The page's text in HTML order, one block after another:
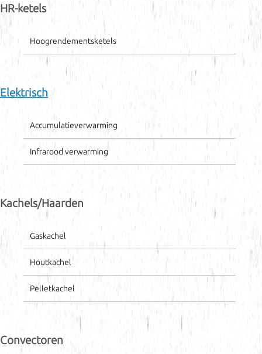
HR-ketels
Hoogrendementsketels
Elektrisch
Accumulatieverwarming
Infrarood verwarming
Kachels/Haarden
Gaskachel
Houtkachel
Pelletkachel
Convectoren